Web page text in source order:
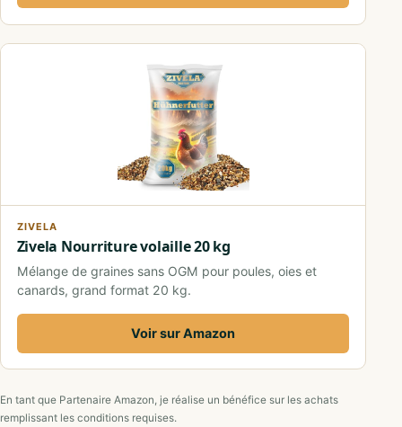
ZIVELA
Zivela Nourriture volaille 20 kg
Mélange de graines sans OGM pour poules, oies et
canards, grand format 20 kg.
Voir sur Amazon
En tant que Partenaire Amazon, je réalise un bénéfice sur les achats
remplissant les conditions requises.